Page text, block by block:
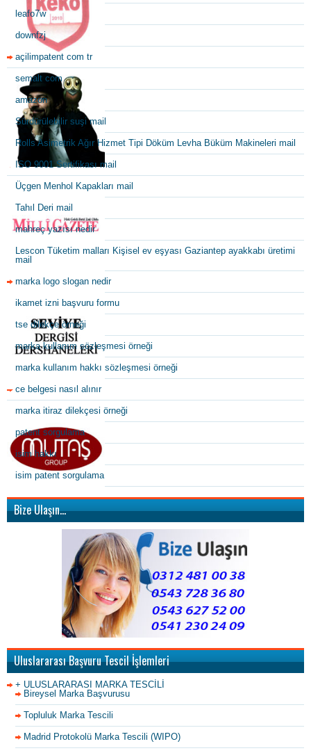
leafo7w
downfzj
açilimpatent com tr
semalt com
amazon
Sürdürülebilir suşi mail
Rolls Asimetrik Ağır Hizmet Tipi Döküm Levha Büküm Makineleri mail
ISO 9001 Sertifikası mail
Üçgen Menhol Kapakları mail
Tahıl Deri mail
mahreç yazısı nedir
Lescon Tüketim malları Kişisel ev eşyası Gaziantep ayakkabı üretimi
mail
marka logo slogan nedir
ikamet izni başvuru formu
tse dilekçe örneği
marka kullanım sözleşmesi örneği
marka kullanım hakkı sözleşmesi örneği
ce belgesi nasıl alınır
marka itiraz dilekçesi örneği
patent sorgulama
isim hakkı
isim patent sorgulama
Bize Ulaşın…
Uluslararası Başvuru Tescil İşlemleri
+ ULUSLARARASI MARKA TESCİLİ
Bireysel Marka Başvurusu
Topluluk Marka Tescili
Madrid Protokolü Marka Tescili (WIPO)